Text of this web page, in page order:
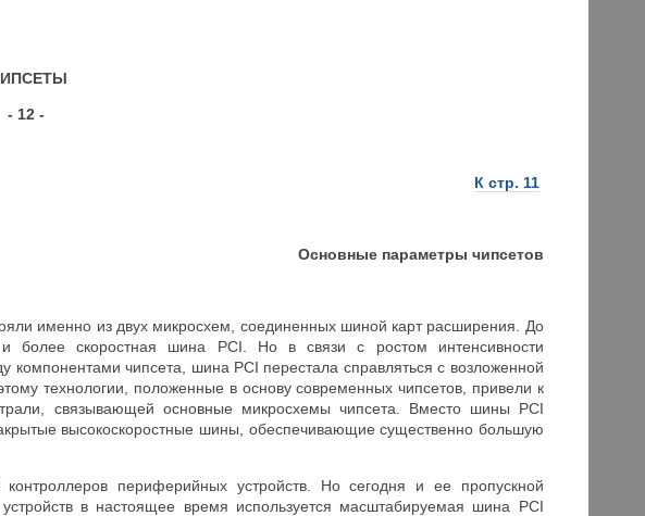
- 12 -
К стр. 11
Основные параметры чипсетов
именно из двух микросхем, соединенных шиной карт расширения. До
скоростная шина PCI. Но в связи с ростом интенсивности
чипсета, шина PCI перестала справляться с возложенной
технологии, положенные в основу современных чипсетов, привели к
связывающей основные микросхемы чипсета. Вместо шины PCI
высокоскоростные шины, обеспечивающие существенно большую
периферийных устройств. Но сегодня и ее пропускной
в настоящее время используется масштабируемая шина PCI